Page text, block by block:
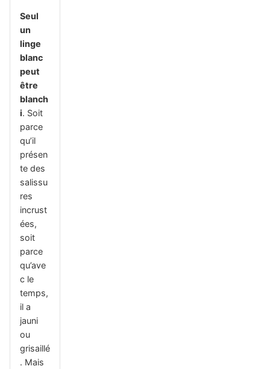
Seul
un
linge
blanc
peut
être
blanch
i. Soit
parce
qu’il
présen
te des
salissu
res
incrust
ées,
soit
parce
qu’ave
c le
temps,
il a
jauni
ou
grisaillé
. Mais